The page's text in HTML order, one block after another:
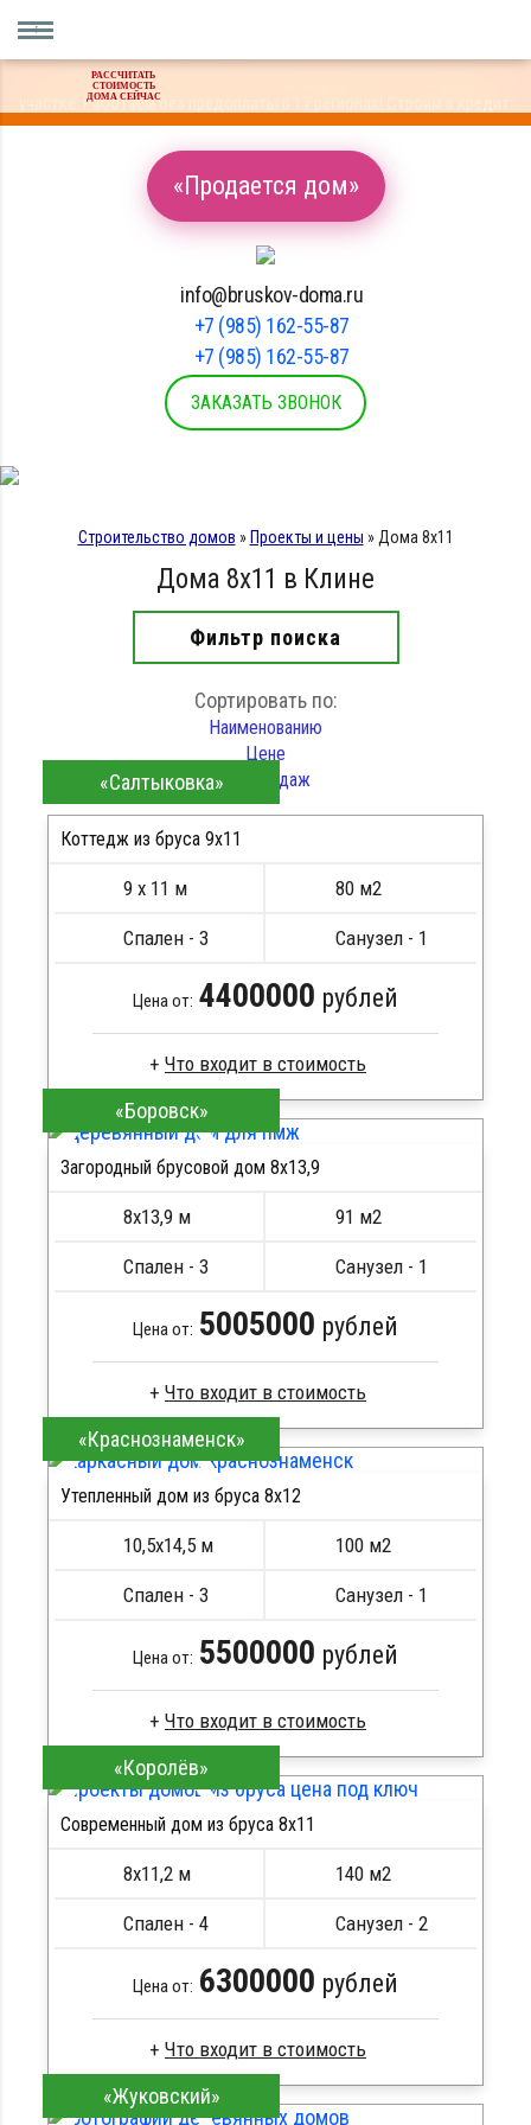
Оплата материала только после проверки качества на вашем
участке. Работаем без предоплаты в 17 регионах! Строим в кредит.
«Продается дом»
info@bruskov-doma.ru
+7 (985) 162-55-87
+7 (985) 162-55-87
ЗАКАЗАТЬ ЗВОНОК
Строительство домов » Проекты и цены » Дома 8х11
Дома 8х11 в Клине
Фильтр поиска
Сортировать по:
Наименованию
Цене
Хит продаж
«Салтыковка»
Коттедж из бруса 9х11
9 х 11 м 80 м2
Спален - 3 Санузел - 1
Цена от: 4400000 рублей
Брус естественной влажности
Стропила, балки 50х200 мм
Кровля металлочерепица
Сборка на березовые нагеля, джут
Металлические сваи 108 диаметр
ПОДРОБНЕЕ
«Боровск»
Загородный брусовой дом 8х13,9
8х13,9 м 91 м2
Спален - 3 Санузел - 1
Цена от: 5005000 рублей
Брус камерной сушки
Стропила, балки 50х200 мм
Кровля металлочерепица
Сборка на березовые нагеля, джут
Металлические сваи 108 диаметр
ПОДРОБНЕЕ
«Краснознаменск»
Утепленный дом из бруса 8х12
10,5х14,5 м 100 м2
Спален - 3 Санузел - 1
Цена от: 5500000 рублей
Брус естественной влажности
Стропила, балки 50х200 мм
Кровля металлочерепица
Сборка на березовые нагеля, джут
Металлические сваи 108 диаметр
ПОДРОБНЕЕ
«Королёв»
Современный дом из бруса 8x11
8х11,2 м 140 м2
Спален - 4 Санузел - 2
Цена от: 6300000 рублей
Профилированный брус
«Жуковский»
РАССЧИТАТЬ
СТОИМОСТЬ
ДОМА СЕЙЧАС